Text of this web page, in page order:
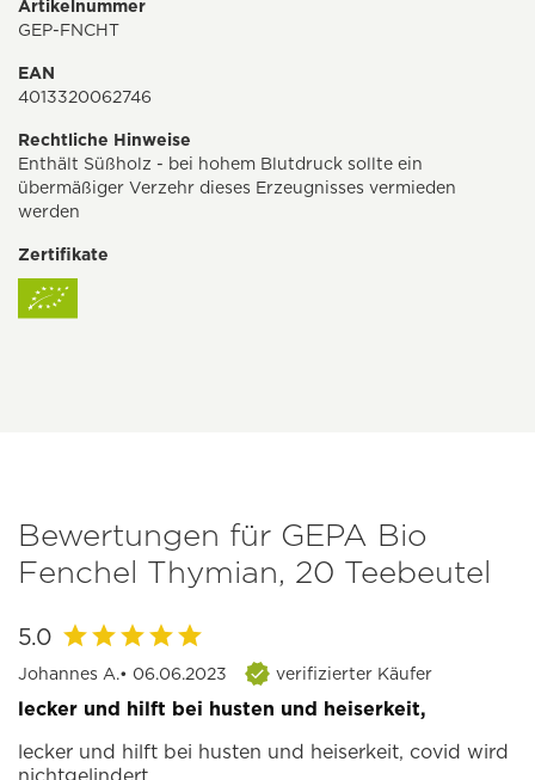
Artikelnummer
GEP-FNCHT
EAN
4013320062746
Rechtliche Hinweise
Enthält Süßholz - bei hohem Blutdruck sollte ein
übermäßiger Verzehr dieses Erzeugnisses vermieden
werden
Zertifikate
Bewertungen für GEPA Bio
Fenchel Thymian, 20 Teebeutel
5.0
Johannes A.• 06.06.2023 verifizierter Käufer
lecker und hilft bei husten und heiserkeit,
lecker und hilft bei husten und heiserkeit, covid wird